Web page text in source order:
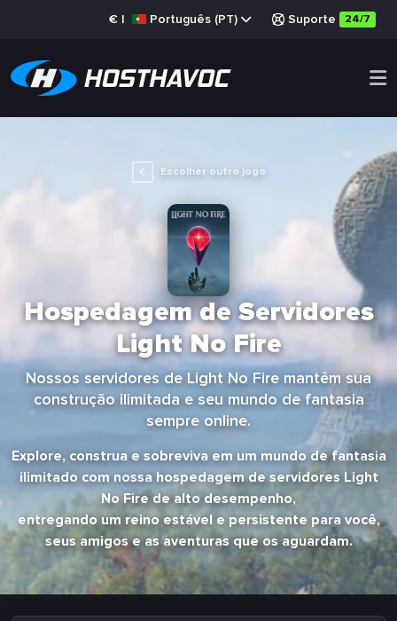
€ | Português (PT) Suporte 24/7
Escolher outro jogo
Hospedagem de Servidores
Light No Fire
Nossos servidores de Light No Fire mantêm sua
construção ilimitada e seu mundo de fantasia
sempre online.
Explore, construa e sobreviva em um mundo de fantasia
ilimitado com nossa hospedagem de servidores Light
No Fire de alto desempenho,
entregando um reino estável e persistente para você,
seus amigos e as aventuras que os aguardam.